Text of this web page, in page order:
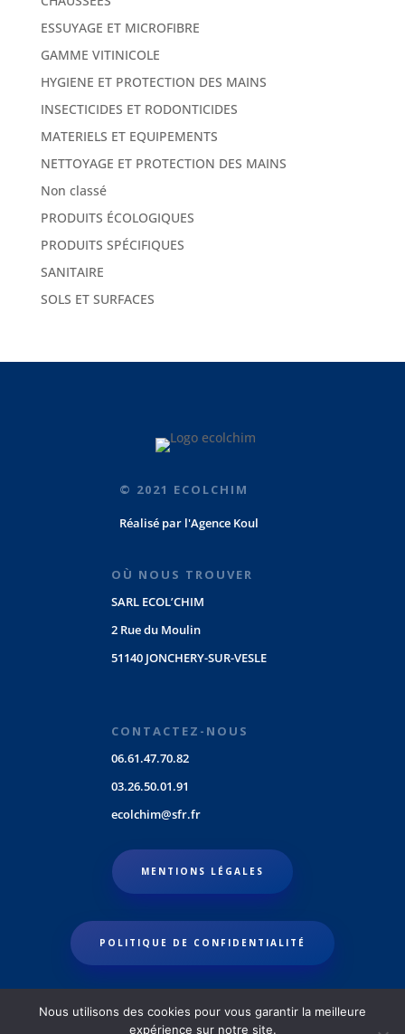
ESSUYAGE ET MICROFIBRE
GAMME VITINICOLE
HYGIENE ET PROTECTION DES MAINS
INSECTICIDES ET RODONTICIDES
MATERIELS ET EQUIPEMENTS
NETTOYAGE ET PROTECTION DES MAINS
Non classé
PRODUITS ÉCOLOGIQUES
PRODUITS SPÉCIFIQUES
SANITAIRE
SOLS ET SURFACES
© 2021 ECOLCHIM
Réalisé par l'Agence Koul
OÙ NOUS TROUVER
SARL ECOL’CHIM
2 Rue du Moulin
51140 JONCHERY-SUR-VESLE
CONTACTEZ-NOUS
06.61.47.70.82
03.26.50.01.91
ecolchim@sfr.fr
MENTIONS LÉGALES
POLITIQUE DE CONFIDENTIALITÉ
Nous utilisons des cookies pour vous garantir la meilleure
expérience sur notre site.